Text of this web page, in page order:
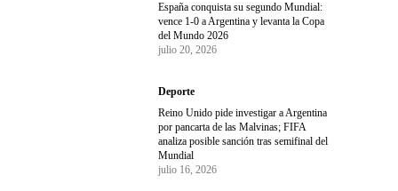
España conquista su segundo Mundial:
vence 1-0 a Argentina y levanta la Copa
del Mundo 2026
julio 20, 2026
Deporte
Reino Unido pide investigar a Argentina
por pancarta de las Malvinas; FIFA
analiza posible sanción tras semifinal del
Mundial
julio 16, 2026